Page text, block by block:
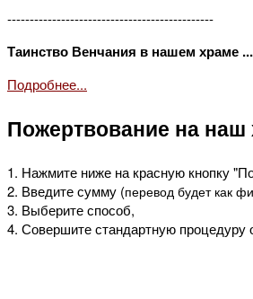
----------------------------------------------
Таинство Венчания в нашем храме ...
Подробнее...
Пожертвование на наш
1. Нажмите ниже на красную кнопку
2. Введите сумму (перевод будет как
3. Выберите способ,
4. Совершите стандартную процедуру